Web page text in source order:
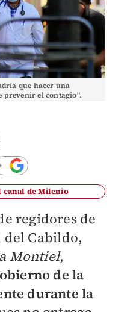
que hacer una
prevenir el contagio".
canal de Milenio
regidores de
del Cabildo,
Montiel,
de la
durante la